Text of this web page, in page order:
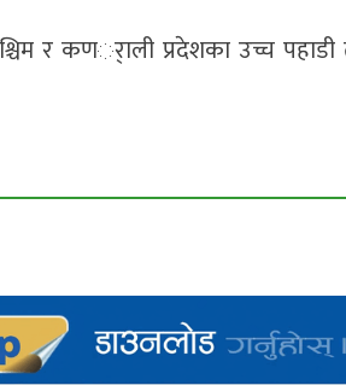
र कणर्ाली प्रदेशका उच्च पहाडी